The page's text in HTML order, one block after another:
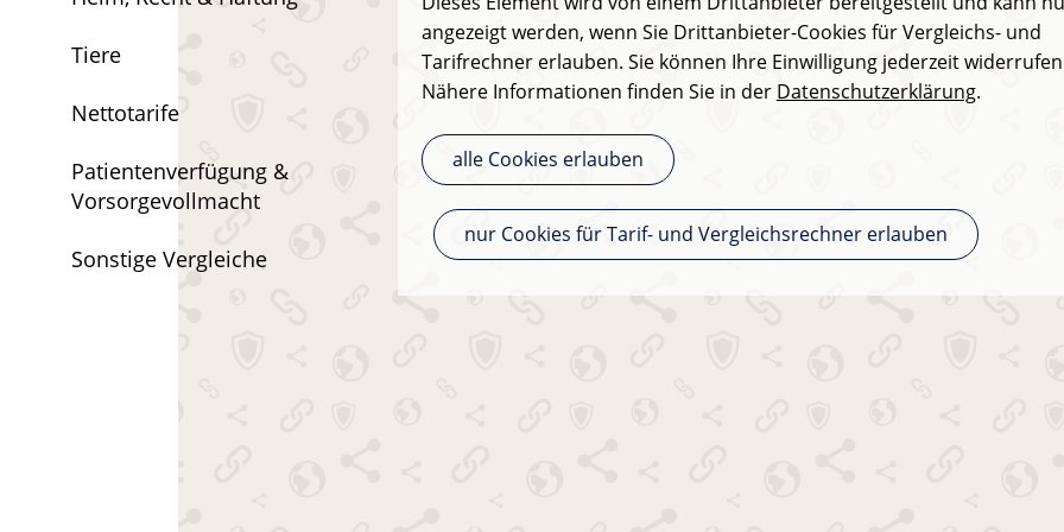
Tiere
Nettotarife
Patientenverfügung &
Vorsorgevollmacht
Sonstige Vergleiche
angezeigt werden, wenn Sie Drittanbieter-Cookies für Vergleichs- und
Tarifrechner erlauben. Sie können Ihre Einwilligung jederzeit
Nähere Informationen finden Sie in der Datenschutzerklärung.
alle Cookies erlauben
nur Cookies für Tarif- und Vergleichsrechner erlauben